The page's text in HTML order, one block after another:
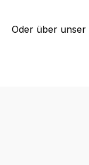
Oder über unser